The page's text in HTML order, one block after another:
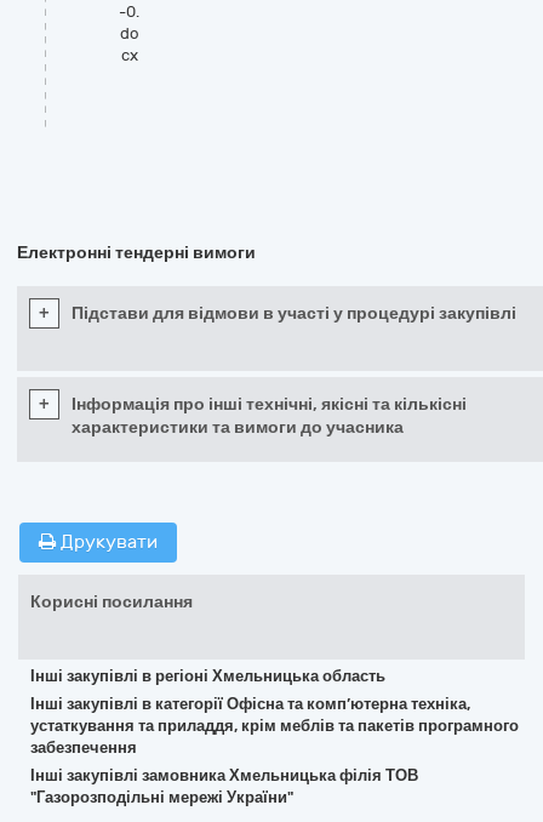
-0.
do
cx
Електронні тендерні вимоги
+ Підстави для відмови в участі у процедурі закупівлі
+
Інформація про інші технічні, якісні та кількісні
характеристики та вимоги до учасника
Друкувати
Корисні посилання
Інші закупівлі в регіоні Хмельницька область
Інші закупівлі в категорії Офісна та комп’ютерна техніка,
устаткування та приладдя, крім меблів та пакетів програмного
забезпечення
Інші закупівлі замовника Хмельницька філія ТОВ
"Газорозподільні мережі України"